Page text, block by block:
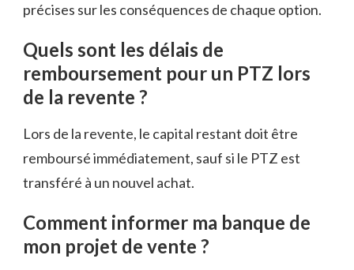
précises sur les conséquences de chaque option.
Quels sont les délais de
remboursement pour un PTZ lors
de la revente ?
Lors de la revente, le capital restant doit être
remboursé immédiatement, sauf si le PTZ est
transféré à un nouvel achat.
Comment informer ma banque de
mon projet de vente ?